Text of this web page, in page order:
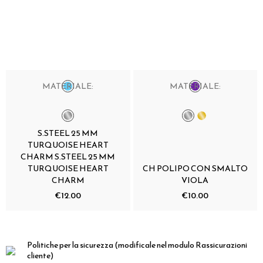
MATERIALE:
S.STEEL 25 MM
TURQUOISE HEART
CHARM S.STEEL 25 MM
TURQUOISE HEART
CHARM
€12.00
MATERIALE:
CH POLIPO CON SMALTO
VIOLA
€10.00
Politiche per la sicurezza(modificale nel modulo Rassicurazioni
cliente)